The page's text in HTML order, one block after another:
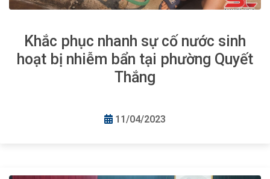
Khắc phục nhanh sự cố nước sinh
hoạt bị nhiễm bẩn tại phường Quyết
Thắng
11/04/2023